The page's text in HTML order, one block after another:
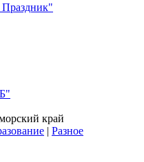
Праздник"
край
| Разное